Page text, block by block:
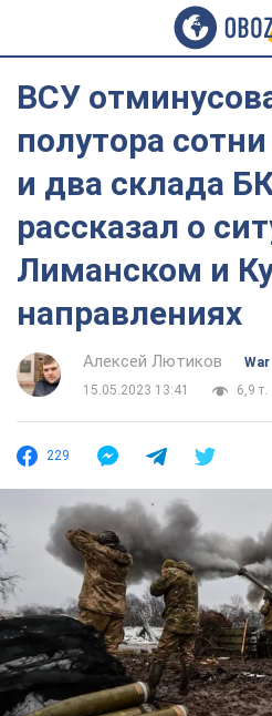
ВСУ
полутора
и два склада
рассказал о
Лиманском и
направлениях
Алексей Лютиков
War
15.05.2023 13:41
6,9 т.
229